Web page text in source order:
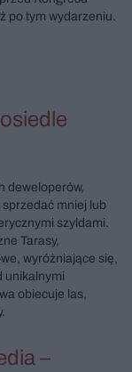
po tym wydarzeniu.
deweloperów,
mniej lub
szyldami.
Tarasy,
wyróżniające się,
unikalnymi
obiecuje las,
–